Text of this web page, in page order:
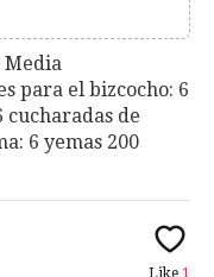
Media
para el bizcocho: 6
cucharadas de
6 yemas 200